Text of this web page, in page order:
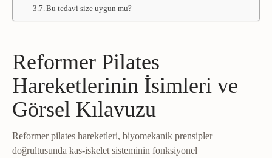
Bu tedavi size uygun mu?
Reformer Pilates
Hareketlerinin İsimleri ve
Görsel Kılavuzu
Reformer pilates hareketleri, biyomekanik prensipler
doğrultusunda kas-iskelet sisteminin fonksiyonel